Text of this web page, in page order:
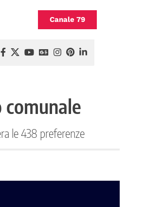
Canale 79
comunale
le 438 preferenze